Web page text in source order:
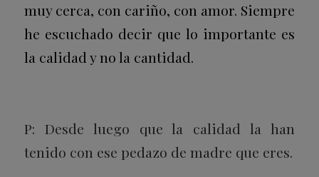
muy cerca, con cariño, con amor. Siempre
he escuchado decir que lo importante es
la calidad y no la cantidad.
P: Desde luego que la calidad la han
tenido con ese pedazo de madre que eres.